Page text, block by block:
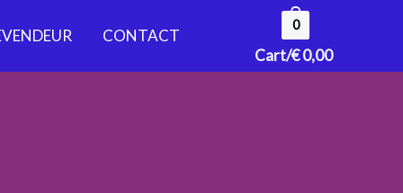
CONTACT
Cart/€0,00
0